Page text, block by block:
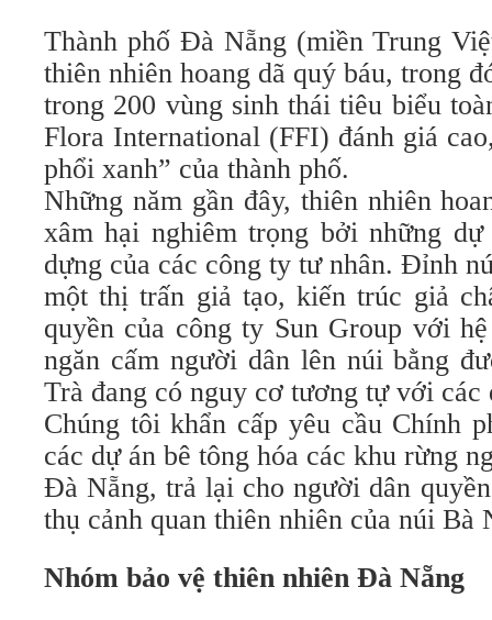
Thành phố Đà Nẵng (miền Trung
thiên nhiên hoang dã quý báu, trong
trong 200 vùng sinh thái tiêu biểu
Flora International (FFI) đánh giá
phổi xanh” của thành phố.
Những năm gần đây, thiên nhiên
xâm hại nghiêm trọng bởi những
dựng của các công ty tư nhân. Đỉnh
một thị trấn giả tạo, kiến trúc giả
quyền của công ty Sun Group với
ngăn cấm người dân lên núi bằng
Trà đang có nguy cơ tương tự với các
Chúng tôi khẩn cấp yêu cầu Chính
các dự án bê tông hóa các khu rừng
Đà Nẵng, trả lại cho người dân
thụ cảnh quan thiên nhiên của núi Bà
Nhóm bảo vệ thiên nhiên Đà Nẵng